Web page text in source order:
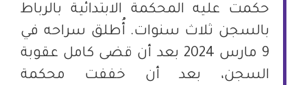
حكمت عليه المحكمة الابتدائية بالرباط
بالسجن ثلاث سنوات. أُطلق سراحه في
9 مارس 2024 بعد أن قضى كامل عقوبة
السجن، بعد أن خففت محكمة